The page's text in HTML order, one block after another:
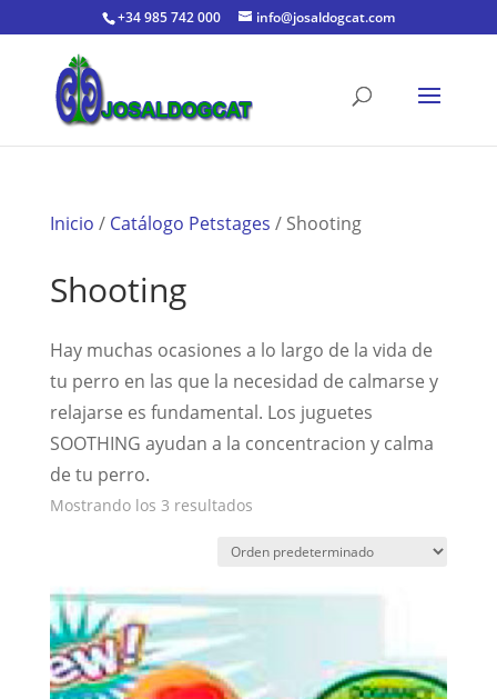
+34 985 742 000 info@josaldogcat.com
Inicio / Catálogo Petstages / Shooting
Shooting
Hay muchas ocasiones a lo largo de la vida de
tu perro en las que la necesidad de calmarse y
relajarse es fundamental. Los juguetes
SOOTHING ayudan a la concentracion y calma
de tu perro.
Mostrando los 3 resultados